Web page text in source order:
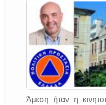
Άμεση ήταν η